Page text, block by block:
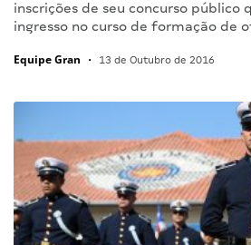
inscrições de seu concurso público
ingresso no curso de formação de
Equipe Gran • 13 de Outubro de 2016